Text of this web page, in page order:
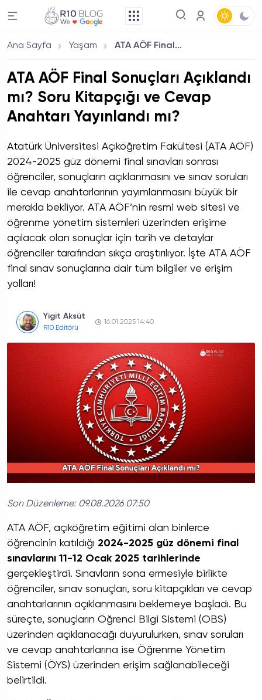
Ana Sayfa Yaşam ATA AÖF Final Sonuçları Açıklandı mı? Soru Kitapçığı ve Cevap Anahtarı Yayınlandı mı?
ATA AÖF Final Sonuçları Açıklandı
mı? Soru Kitapçığı ve Cevap
Anahtarı Yayınlandı mı?
Atatürk Üniversitesi Açıköğretim Fakültesi (ATA AÖF)
2024-2025 güz dönemi final sınavları sonrası
öğrenciler, sonuçların açıklanmasını ve sınav soruları
ile cevap anahtarlarının yayımlanmasını büyük bir
merakla bekliyor. ATA AÖF’nin resmi web sitesi ve
öğrenme yönetim sistemleri üzerinden erişime
açılacak olan sonuçlar için tarih ve detaylar
öğrenciler tarafından sıkça araştırılıyor. İşte ATA AÖF
final sınav sonuçlarına dair tüm bilgiler ve erişim
yolları!
Yigit Aksüt
R10 Editörü
16.01.2025 14:40
Son Düzenleme: 09.08.2026 07:50
ATA AÖF, açıköğretim eğitimi alan binlerce
öğrencinin katıldığı 2024-2025 güz dönemi final
sınavlarını 11-12 Ocak 2025 tarihlerinde
gerçekleştirdi. Sınavların sona ermesiyle birlikte
öğrenciler, sınav sonuçları, soru kitapçıkları ve cevap
anahtarlarının açıklanmasını beklemeye başladı. Bu
süreçte, sonuçların Öğrenci Bilgi Sistemi (OBS)
üzerinden açıklanacağı duyurulurken, sınav soruları
ve cevap anahtarlarına ise Öğrenme Yönetim
Sistemi (ÖYS) üzerinden erişim sağlanabileceği
belirtildi.